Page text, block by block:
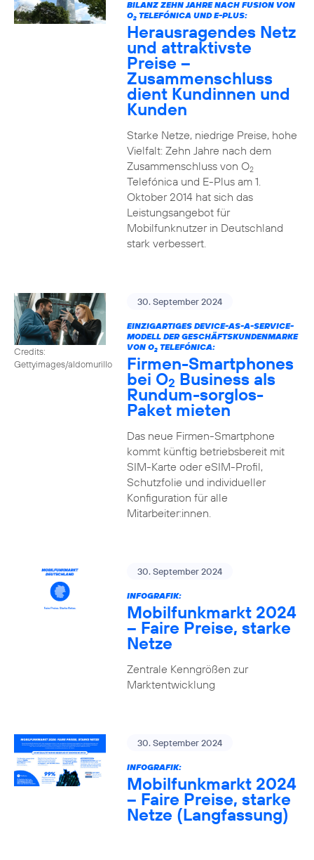
BILANZ ZEHN JAHRE NACH FUSION VON
O2TELEFÓNICA UND E-PLUS:
Herausragendes Netz
und attraktivste
Preise –
Zusammenschluss
dient Kundinnen und
Kunden
Starke Netze, niedrige Preise, hohe
Vielfalt: Zehn Jahre nach dem
Zusammenschluss von O2
Telefónica und E-Plus am 1.
Oktober 2014 hat sich das
Leistungsangebot für
Mobilfunknutzer in Deutschland
stark verbessert.
Credits:
Gettyimages/aldomurillo
30. September 2024
EINZIGARTIGES DEVICE-AS-A-SERVICE-
MODELL DER GESCHÄFTSKUNDENMARKE
VON O2TELEFÓNICA:
Firmen-Smartphones
bei O2 Business als
Rundum-sorglos-
Paket mieten
Das neue Firmen-Smartphone
kommt künftig betriebsbereit mit
SIM-Karte oder eSIM-Profil,
Schutzfolie und individueller
Konfiguration für alle
Mitarbeiter:innen.
30. September 2024
INFOGRAFIK:
Mobilfunkmarkt 2024
– Faire Preise, starke
Netze
Zentrale Kenngrößen zur
Marktentwicklung
30. September 2024
INFOGRAFIK:
Mobilfunkmarkt 2024
– Faire Preise, starke
Netze (Langfassung)